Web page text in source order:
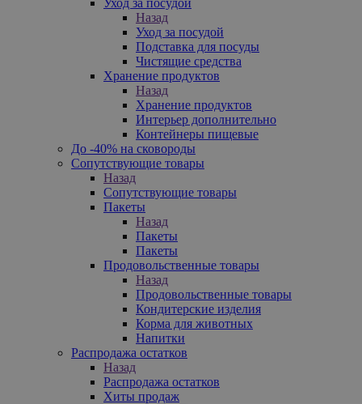
Назад
Уход за посудой
Подставка для посуды
Чистящие средства
Хранение продуктов
Назад
Хранение продуктов
Интерьер дополнительно
Контейнеры пищевые
До -40% на сковороды
Сопутствующие товары
Назад
Сопутствующие товары
Пакеты
Назад
Пакеты
Пакеты
Продовольственные товары
Назад
Продовольственные товары
Кондитерские изделия
Корма для животных
Напитки
Распродажа остатков
Назад
Распродажа остатков
Хиты продаж